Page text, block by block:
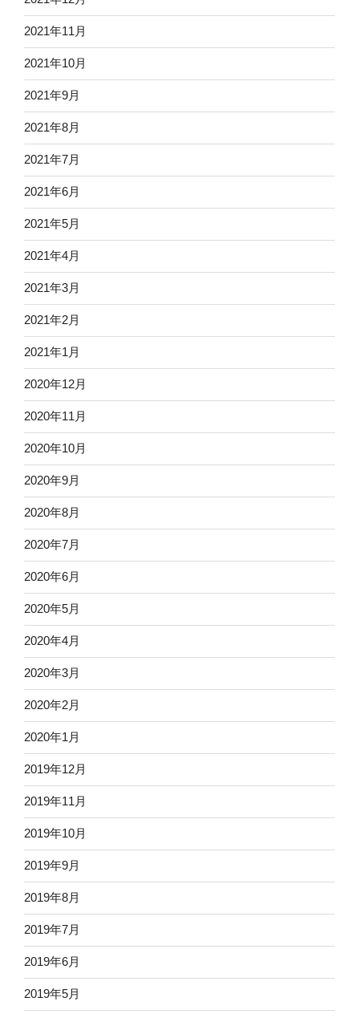
2021年11月
2021年10月
2021年9月
2021年8月
2021年7月
2021年6月
2021年5月
2021年4月
2021年3月
2021年2月
2021年1月
2020年12月
2020年11月
2020年10月
2020年9月
2020年8月
2020年7月
2020年6月
2020年5月
2020年4月
2020年3月
2020年2月
2020年1月
2019年12月
2019年11月
2019年10月
2019年9月
2019年8月
2019年7月
2019年6月
2019年5月